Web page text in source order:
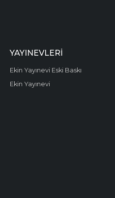
YAYINEVLERI
Ekin Yayınevi Eski Baskı
Ekin Yayınevi